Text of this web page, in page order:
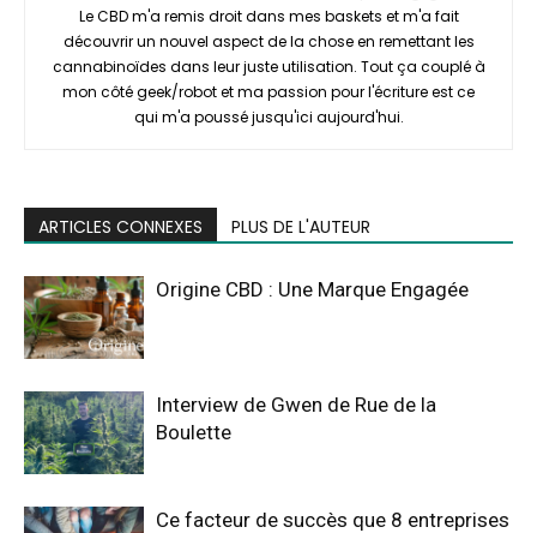
Le CBD m'a remis droit dans mes baskets et m'a fait
découvrir un nouvel aspect de la chose en remettant les
cannabinoïdes dans leur juste utilisation. Tout ça couplé à
mon côté geek/robot et ma passion pour l'écriture est ce
qui m'a poussé jusqu'ici aujourd'hui.
ARTICLES CONNEXES PLUS DE L'AUTEUR
Origine CBD : Une Marque Engagée
Interview de Gwen de Rue de la
Boulette
Ce facteur de succès que 8 entreprises